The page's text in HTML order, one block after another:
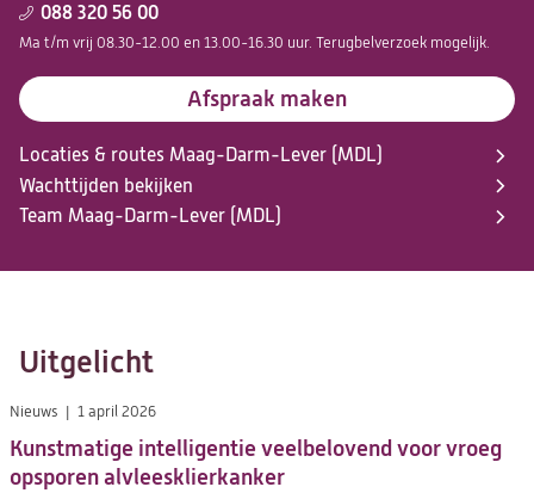
088 320 56 00
Ma t/m vrij 08.30-12.00 en 13.00-16.30 uur. Terugbelverzoek mogelijk.
Afspraak maken
Locaties & routes Maag-Darm-Lever (MDL)
Wachttijden bekijken
Team Maag-Darm-Lever (MDL)
Uitgelicht
Kunstmatige intelligentie veelbelovend voor vroeg
opsporen alvleesklierkanker
Nieuws 1 april 2026